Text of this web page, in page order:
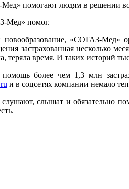
помогают людям в решении
Мед» помог.
«СОГАЗ-
застрахованная несколько
теряла время. И таких историй
более чем 1,3 млн
и в соцсетях компании немало
слышат и обязательно